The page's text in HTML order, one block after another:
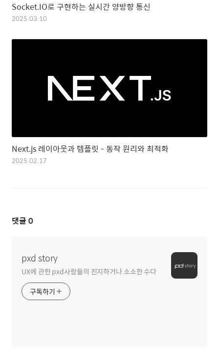
Socket.IO로 구현하는 실시간 양방향 통신
2025.03.10
Next.js 레이아웃과 템플릿 - 동작 원리와 최적화
2025.02.17
댓글 0
pxd story
UX에 관한 pxd사람들의 진지하거나 소소한 수다
구독하기